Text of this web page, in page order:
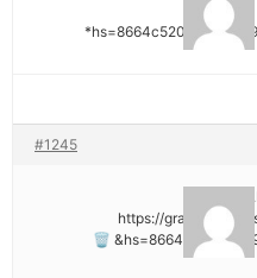
#1245
🗑 +
https://graph.org/